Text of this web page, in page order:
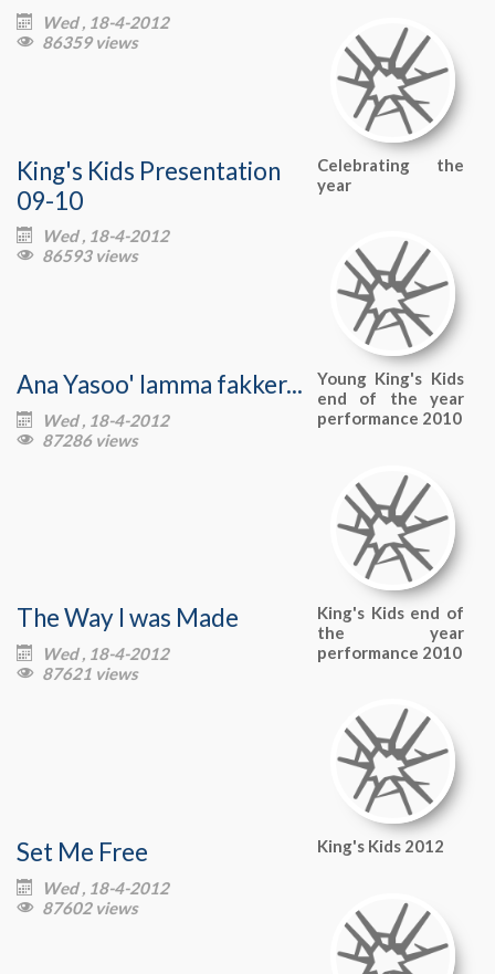
 Wed , 18-4-2012
 86359 views
King's Kids Presentation
09-10
 Wed , 18-4-2012
 86593 views
Celebrating the
year
Ana Yasoo' lamma fakker...
 Wed , 18-4-2012
 87286 views
Young King's Kids
end of the year
performance 2010
The Way I was Made
 Wed , 18-4-2012
 87621 views
King's Kids end of
the year
performance 2010
Set Me Free
 Wed , 18-4-2012
 87602 views
King's Kids 2012